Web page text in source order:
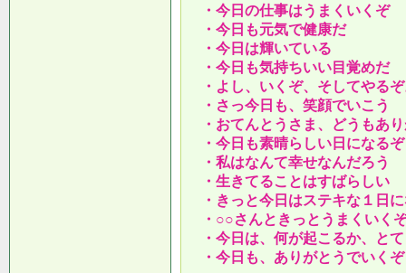
・今日の仕事はうまくいくぞ
・今日も元気で健康だ
・今日は輝いている
・今日も気持ちいい目覚めだ
・よし、いくぞ、そしてやる
・さっ今日も、笑顔でいこう
・おてんとうさま、どうもあ
・今日も素晴らしい日になるぞ
・私はなんて幸せなんだろう
・生きてることはすばらしい
・きっと今日はステキな１日
・○○さんときっとうまくいく
・今日は、何が起こるか、と
・今日も、ありがとうでいくぞ